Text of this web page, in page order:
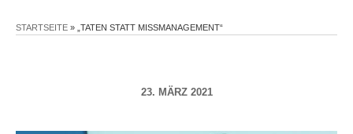
STARTSEITE » „TATEN STATT MISSMANAGEMENT“
23. MÄRZ 2021